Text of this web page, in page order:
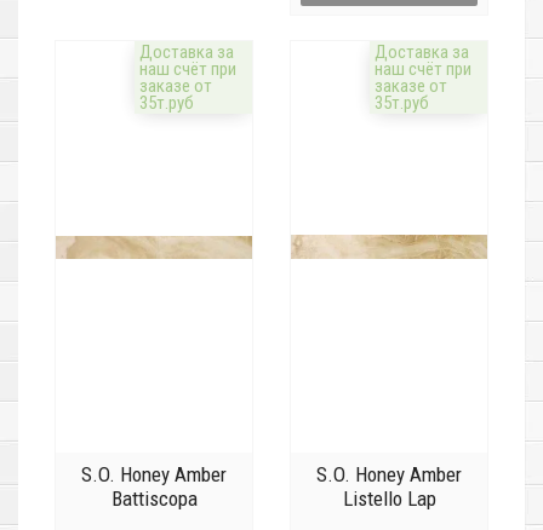
Доставка за
наш счёт при
заказе от
35т.руб
S.O. Honey Amber
Battiscopa
Доставка за
наш счёт при
заказе от
35т.руб
S.O. Honey Amber
Listello Lap